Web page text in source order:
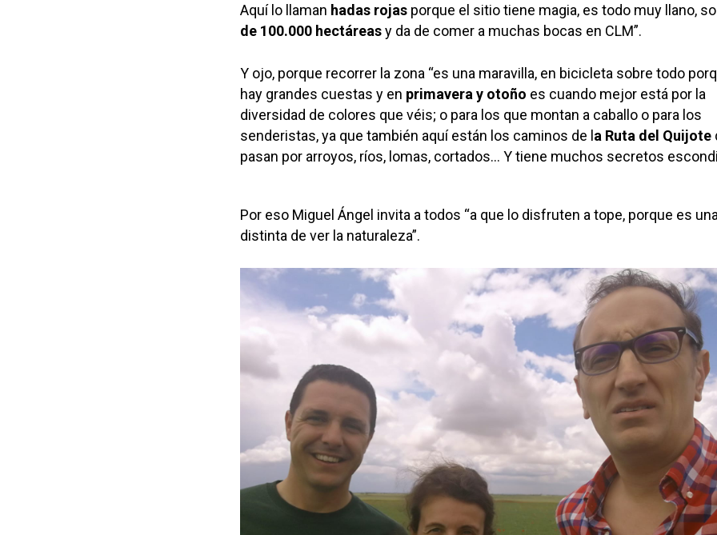
Aquí lo llaman hadas rojas porque el sitio tiene magia, es todo muy llano,
de 100.000 hectáreasy da de comer a muchas bocas en CLM”.
Y ojo, porque recorrer la zona “es una maravilla, en bicicleta sobre todo
hay grandes cuestas y en primavera y otoño es cuando mejor está por la
diversidad de colores que véis; o para los que montan a caballo o para los
senderistas, ya que también aquí están los caminos de l a Ruta del Quijote
pasan por arroyos, ríos, lomas, cortados… Y tiene muchos secretos
Por eso Miguel Ángel invita a todos “a que lo disfruten a tope, porque es
distinta de ver la naturaleza”.